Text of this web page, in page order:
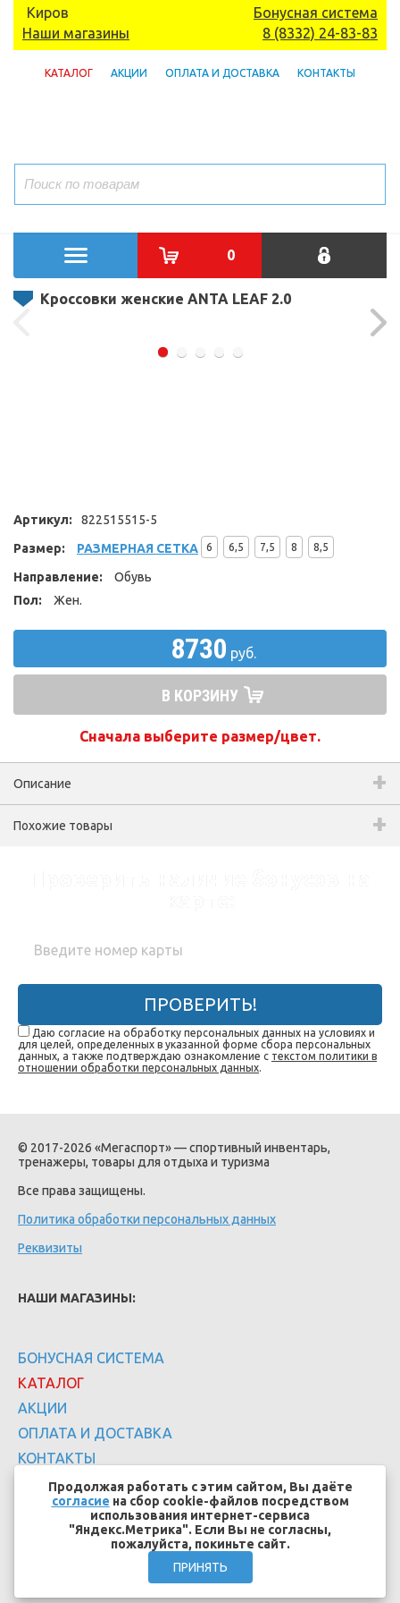
Киров
Наши магазины
Бонусная система
8 (8332) 24-83-83
КАТАЛОГ АКЦИИ ОПЛАТА И ДОСТАВКА КОНТАКТЫ
0
Кроссовки женские ANTA LEAF 2.0
Артикул:
822515515-5
Размер:
РАЗМЕРНАЯ СЕТКА 6 6,5 7,5 8 8,5
Направление:
Обувь
Пол:
Жен.
8730 руб.
В КОРЗИНУ
Сначала выберите размер/цвет.
Описание
Похожие товары
ПРОВЕРИТЬ!
Даю согласие на обработку персональных данных на условиях и
для целей, определенных в указанной форме сбора персональных
данных, а также подтверждаю ознакомление с текстом политики в
отношении обработки персональных данных.
© 2017-2026 «Мегаспорт» — спортивный инвентарь,
тренажеры, товары для отдыха и туризма
Все права защищены.
Политика обработки персональных данных
Реквизиты
НАШИ МАГАЗИНЫ:
БОНУСНАЯ СИСТЕМА
КАТАЛОГ
АКЦИИ
ОПЛАТА И ДОСТАВКА
КОНТАКТЫ
Создание сайтов - EFFECT.SU
Продолжая работать с этим сайтом, Вы даёте
согласие на сбор cookie-файлов посредством
использования интернет-сервиса
"Яндекс.Метрика". Если Вы не согласны,
пожалуйста, покиньте сайт.
ПРИНЯТЬ